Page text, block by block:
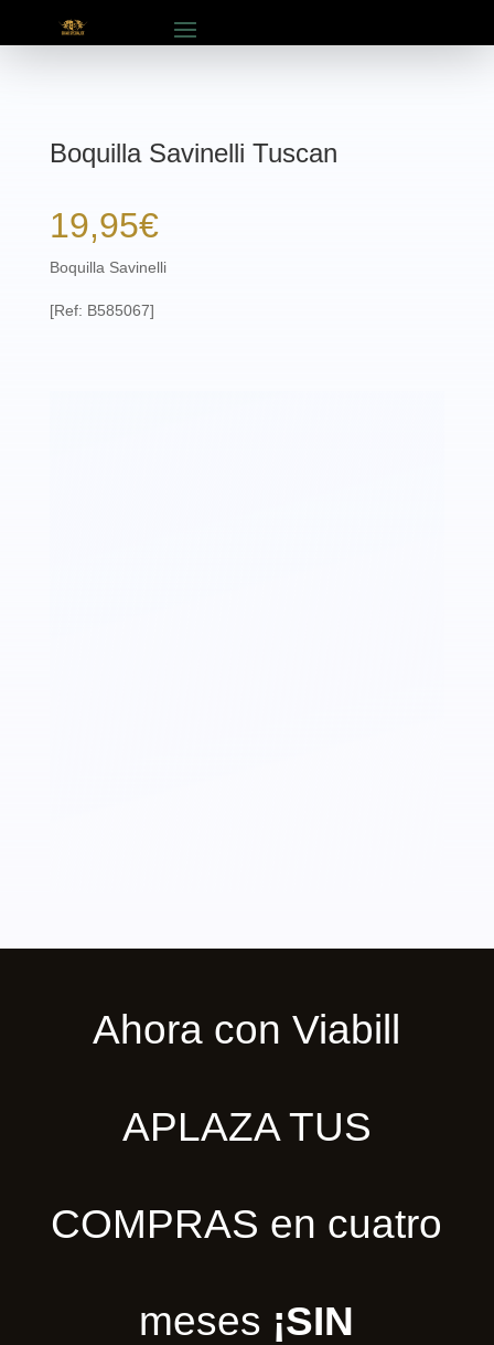
Boquilla Savinelli Tuscan
19,95€
Boquilla Savinelli
[Ref: B585067]
Ahora con Viabill
APLAZA TUS
COMPRAS en cuatro
meses ¡SIN